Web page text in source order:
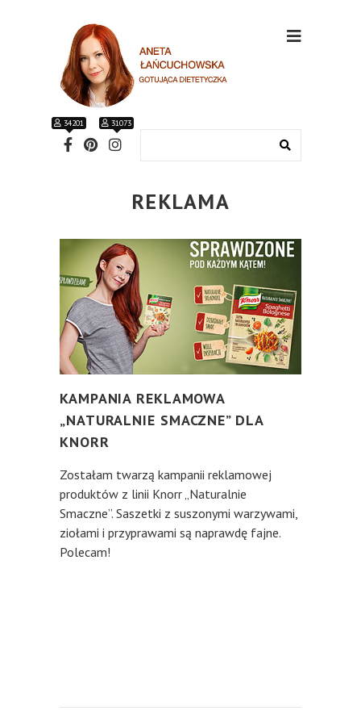
34201 31073
REKLAMA
KAMPANIA REKLAMOWA
„NATURALNIE SMACZNE” DLA
KNORR
Zostałam twarzą kampanii reklamowej
produktów z linii Knorr „Naturalnie
Smaczne”. Saszetki z suszonymi warzywami,
ziołami i przyprawami są naprawdę fajne.
Polecam!